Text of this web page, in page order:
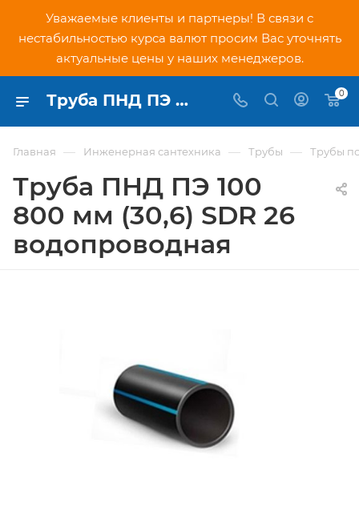
Уважаемые клиенты и партнеры! В связи с
нестабильностью курса валют просим Вас уточнять
актуальные цены у наших менеджеров.
Труба ПНД ПЭ 100 800 мм (30,6) SDR 26 водопроводная - купить по низкой цене в Москве, интернет-магазин PNDtech.ru 0
Главная — Инженерная сантехника — Трубы — Трубы
Труба ПНД ПЭ 100
800 мм (30,6) SDR 26
водопроводная